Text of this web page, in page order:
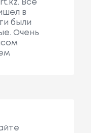
Все
в
были
Очень